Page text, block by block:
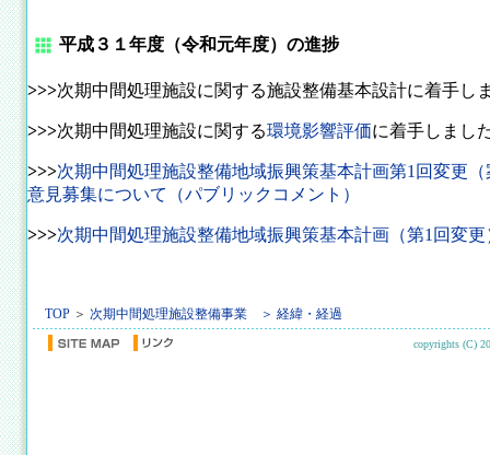
平成３１年度（令和元年度）の進捗
>>>次期中間処理施設に関する施設整備基本設計に着手し
>>>次期中間処理施設に関する環境影響評価に着手しまし
>>>次期中間処理施設整備地域振興策基本計画第1回変更
意見募集について（パブリックコメント）
>>>次期中間処理施設整備地域振興策基本計画（第1回変
TOP ＞ 次期中間処理施設整備事業 ＞ 経緯・経過
copyrights (C)